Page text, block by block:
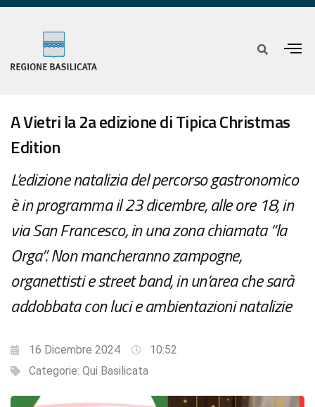
A Vietri la 2a edizione di Tipica Christmas
Edition
L’edizione natalizia del percorso gastronomico
è in programma il 23 dicembre, alle ore 18, in
via San Francesco, in una zona chiamata “la
Orga”. Non mancheranno zampogne,
organettisti e street band, in un’area che sarà
addobbata con luci e ambientazioni natalizie
16 Dicembre 2024
10:52
Categorie: Qui Basilicata